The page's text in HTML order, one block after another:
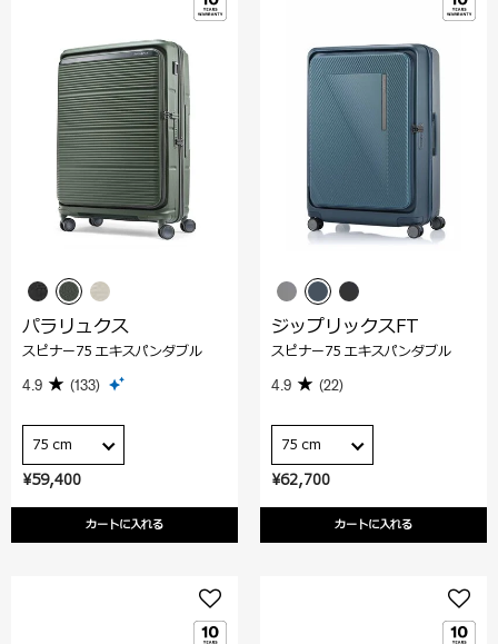
¥59,400
カートに入れる
パラリュクス
スピナー75 エキスパンダブル
4.9 (133)
75 cm
¥62,700
カートに入れる
ジップリックスFT
スピナー75 エキスパンダブル
4.9 (22)
75 cm